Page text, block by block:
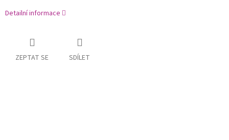
Detailní informace
ZEPTAT SE SDÍLET